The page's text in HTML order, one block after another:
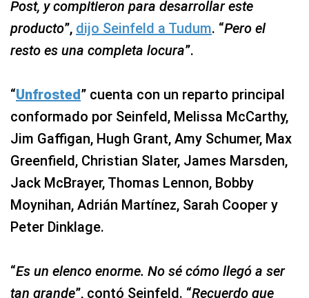
Post, y compitieron para desarrollar este
producto”, dijo Seinfeld a Tudum. “Pero el
resto es una completa locura”.
“Unfrosted” cuenta con un reparto principal
conformado por Seinfeld, Melissa McCarthy,
Jim Gaffigan, Hugh Grant, Amy Schumer, Max
Greenfield, Christian Slater, James Marsden,
Jack McBrayer, Thomas Lennon, Bobby
Moynihan, Adrián Martínez, Sarah Cooper y
Peter Dinklage.
“Es un elenco enorme. No sé cómo llegó a ser
tan grande”, contó Seinfeld. “Recuerdo que